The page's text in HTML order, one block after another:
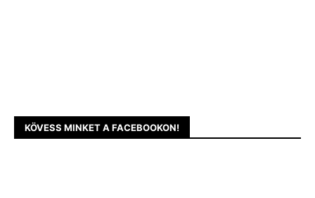
KÖVESS MINKET A FACEBOOKON!